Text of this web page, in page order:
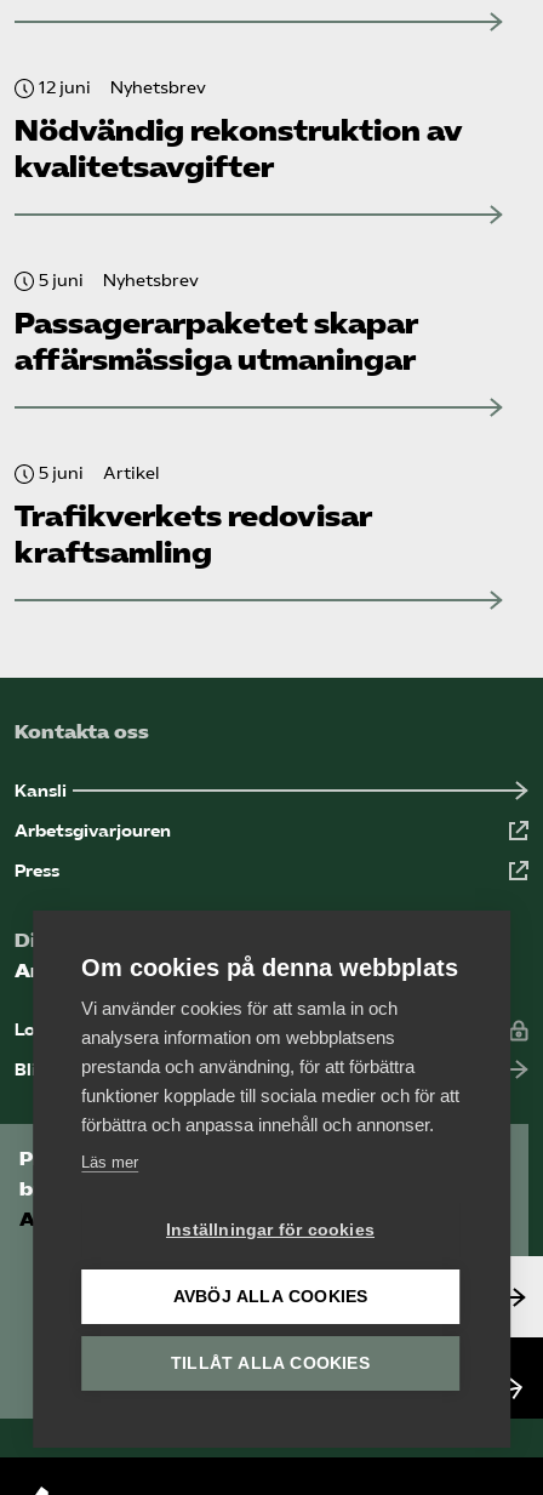
12 juni Nyhetsbrev
Nödvändig rekonstruktion av
kvalitetsavgifter
5 juni Nyhetsbrev
Passagerarpaketet skapar
affärsmässiga utmaningar
5 juni Artikel
Trafikverkets redovisar
kraftsamling
Kontakta oss
Kansli
Arbetsgivarjouren
Press
Digital kunskapsbank för arbetsgivare
Arbetsgivarguiden
Logga in
Bli medlem
Prenumerera på Tågföretagens
branschnyhetsbrev
Aktuell info direkt i din inkorg.
Anmäl dig här
Om cookies på denna webbplats
Vi använder cookies för att samla in och
analysera information om webbplatsens
prestanda och användning, för att förbättra
funktioner kopplade till sociala medier och för att
förbättra och anpassa innehåll och annonser.
Läs mer
Inställningar för cookies
AVBÖJ ALLA COOKIES
TILLÅT ALLA COOKIES